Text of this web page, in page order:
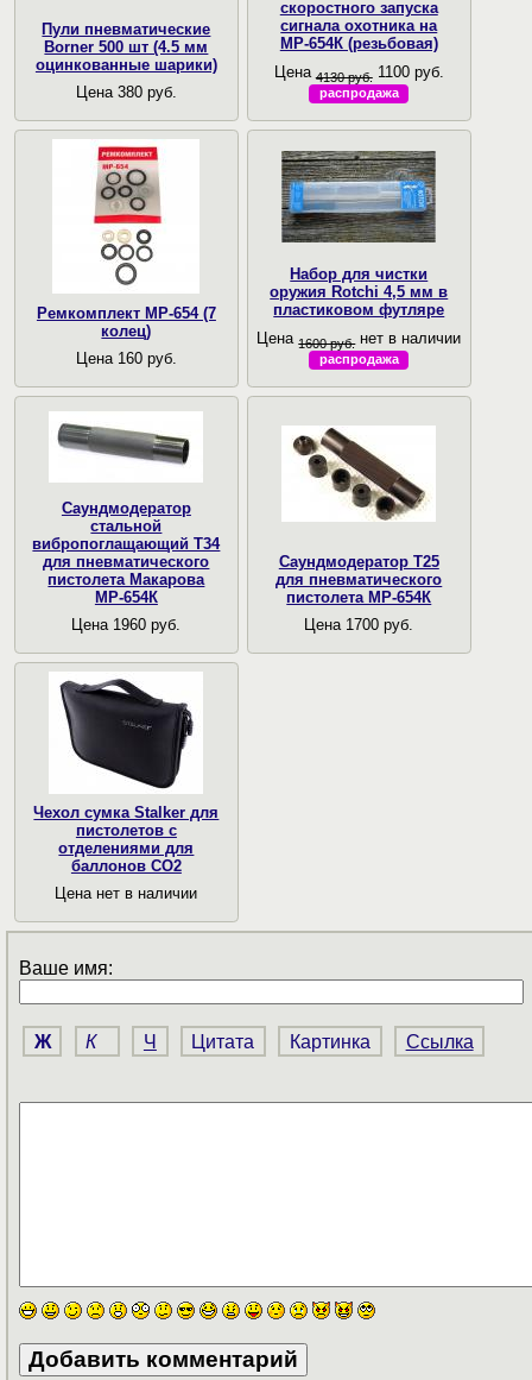
Пули пневматические
Borner 500 шт (4.5 мм
оцинкованные шарики)
Цена 380 руб.
скоростного запуска
сигнала охотника на
МР-654К (резьбовая)
Цена 4130 руб. 1100 руб.
распродажа
Ремкомплект МР-654 (7
колец)
Цена 160 руб.
Набор для чистки
оружия Rotchi 4,5 мм в
пластиковом футляре
Цена 1600 руб. нет в наличии
распродажа
Саундмодератор
стальной
вибропоглащающий T34
для пневматического
пистолета Макарова
МР-654К
Цена 1960 руб.
Саундмодератор Т25
для пневматического
пистолета МР-654К
Цена 1700 руб.
Чехол сумка Stalker для
пистолетов с
отделениями для
баллонов СО2
Цена нет в наличии
Ваше имя:
Ж К Ч Цитата Картинка Ссылка